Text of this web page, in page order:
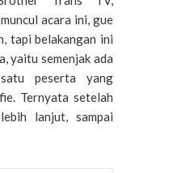
acara ini, gue
tapi belakangan ini
yaitu semenjak ada
peserta yang
Ternyata setelah
lanjut, sampai